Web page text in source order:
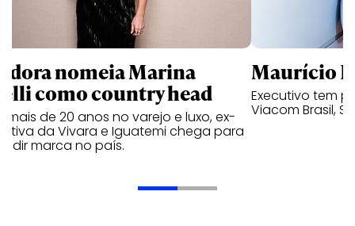
nomeia Marina
como country head
mais de 20 anos no varejo e luxo, ex-
da Vivara e Iguatemi chega para
marca no país.
Maurício
Executivo tem
Viacom Brasil,